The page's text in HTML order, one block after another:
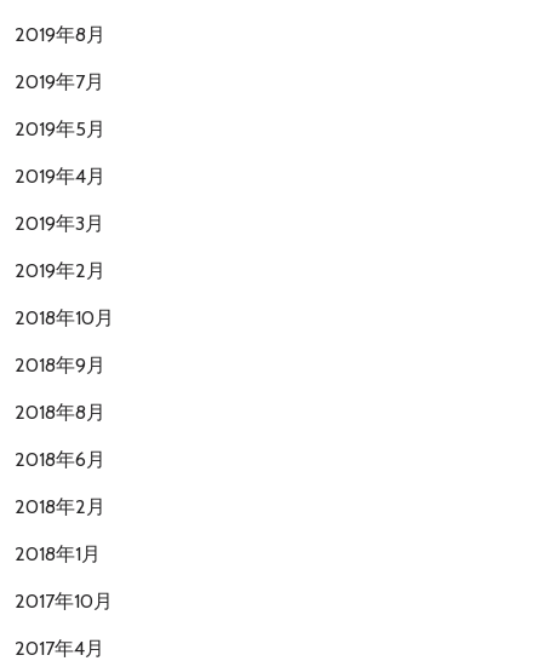
2019年8月
2019年7月
2019年5月
2019年4月
2019年3月
2019年2月
2018年10月
2018年9月
2018年8月
2018年6月
2018年2月
2018年1月
2017年10月
2017年4月